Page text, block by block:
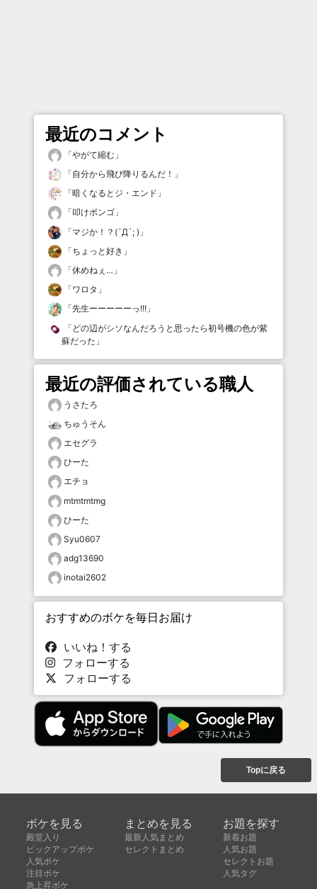
最近のコメント
「やがて縮む 」
「自分から飛び降りるんだ！ 」
「暗くなるとジ・エンド 」
「叩けボンゴ 」
「マジか！？(´Д`; ) 」
「ちょっと好き 」
「休めねぇ… 」
「ワロタ 」
「先生ーーーーーっ!!! 」
「 どの辺がシソなんだろうと思ったら初号機の色が紫
蘇だった 」
最近の評価されている職人
うさたろ
ちゅうそん
エセグラ
ひーた
エチョ
mtmtmtmg
ひーた
Syu0607
adg13690
inotai2602
おすすめのボケを毎日お届け
いいね！する
フォローする
フォローする
Topに戻る
ボケを見る
殿堂入り
ピックアップボケ
人気ボケ
注目ボケ
急上昇ボケ
まとめを見る
最新人気まとめ
セレクトまとめ
お題を探す
新着お題
人気お題
セレクトお題
人気タグ